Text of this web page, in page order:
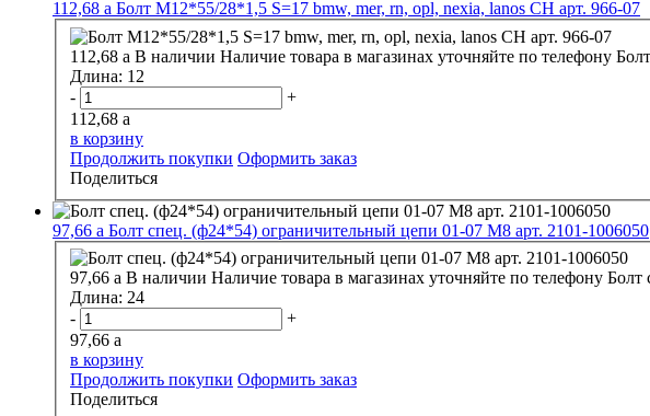
112,68 a Болт М12*55/28*1,5 S=17 bmw, mer, rn, opl, nexia, lanos CH арт. 966-07
112,68 a В наличии Наличие товара в магазинах уточняйте по телефону
Длина: 12
-
+
112,68 a
в корзину
Продолжить покупки Оформить заказ
Поделиться
97,66 a Болт спец. (ф24*54) ограничительный цепи 01-07 М8 арт. 2101-1006050
97,66 a В наличии Наличие товара в магазинах уточняйте по телефону
Длина: 24
-
+
97,66 a
в корзину
Продолжить покупки Оформить заказ
Поделиться